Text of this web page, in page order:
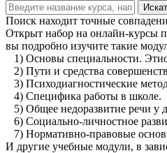
Поиск находит точные
Открыт набор на онлайн-курсы
вы подробно изучите такие
1) Основы специальности.
2) Пути и средства
3) Психодиагностические
4) Специфика работы в школе.
5) Общее недоразвитие речи у
6) Социально-личностное
7) Нормативно-правовые
И другие учебные модули, в